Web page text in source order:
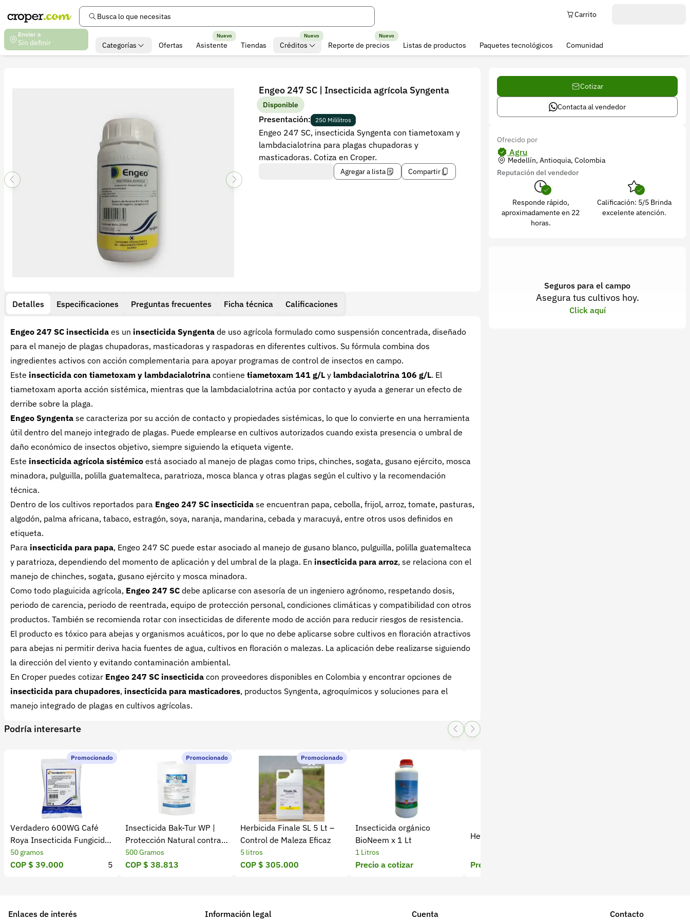
Busca lo que necesitas
Enviar a
Sin definir
Carrito
Categorías Ofertas Asistente
Nuevo
Tiendas Créditos
Nuevo
Reporte de precios
Nuevo
Listas de productos Paquetes tecnológicos Comunidad
Engeo 247 SC | Insecticida agrícola Syngenta
Disponible
Presentación: 250 Mililitros
Engeo 247 SC, insecticida Syngenta con tiametoxam y
lambdacialotrina para plagas chupadoras y
masticadoras. Cotiza en Croper.
Agregar a lista Compartir
Detalles Especificaciones Preguntas frecuentes Ficha técnica Calificaciones
Engeo 247 SC insecticida es un insecticida Syngenta de uso agrícola formulado como suspensión concentrada, diseñado
para el manejo de plagas chupadoras, masticadoras y raspadoras en diferentes cultivos. Su fórmula combina dos
ingredientes activos con acción complementaria para apoyar programas de control de insectos en campo.
Este insecticida con tiametoxam y lambdacialotrina contiene tiametoxam 141 g/L y lambdacialotrina 106 g/L. El
tiametoxam aporta acción sistémica, mientras que la lambdacialotrina actúa por contacto y ayuda a generar un efecto de
derribe sobre la plaga.
Engeo Syngenta se caracteriza por su acción de contacto y propiedades sistémicas, lo que lo convierte en una herramienta
útil dentro del manejo integrado de plagas. Puede emplearse en cultivos autorizados cuando exista presencia o umbral de
daño económico de insectos objetivo, siempre siguiendo la etiqueta vigente.
Este insecticida agrícola sistémico está asociado al manejo de plagas como trips, chinches, sogata, gusano ejército, mosca
minadora, pulguilla, polilla guatemalteca, paratrioza, mosca blanca y otras plagas según el cultivo y la recomendación
técnica.
Dentro de los cultivos reportados para Engeo 247 SC insecticida se encuentran papa, cebolla, frijol, arroz, tomate, pasturas,
algodón, palma africana, tabaco, estragón, soya, naranja, mandarina, cebada y maracuyá, entre otros usos definidos en
etiqueta.
Para insecticida para papa, Engeo 247 SC puede estar asociado al manejo de gusano blanco, pulguilla, polilla guatemalteca
y paratrioza, dependiendo del momento de aplicación y del umbral de la plaga. En insecticida para arroz, se relaciona con el
manejo de chinches, sogata, gusano ejército y mosca minadora.
Como todo plaguicida agrícola, Engeo 247 SC debe aplicarse con asesoría de un ingeniero agrónomo, respetando dosis,
periodo de carencia, periodo de reentrada, equipo de protección personal, condiciones climáticas y compatibilidad con otros
productos. También se recomienda rotar con insecticidas de diferente modo de acción para reducir riesgos de resistencia.
El producto es tóxico para abejas y organismos acuáticos, por lo que no debe aplicarse sobre cultivos en floración atractivos
para abejas ni permitir deriva hacia fuentes de agua, cultivos en floración o malezas. La aplicación debe realizarse siguiendo
la dirección del viento y evitando contaminación ambiental.
En Croper puedes cotizar Engeo 247 SC insecticida con proveedores disponibles en Colombia y encontrar opciones de
insecticida para chupadores, insecticida para masticadores, productos Syngenta, agroquímicos y soluciones para el
manejo integrado de plagas en cultivos agrícolas.
Podría interesarte
Promocionado
Verdadero 600WG Café
Roya Insecticida Fungicida
ICA
50 gramos
COP $ 39.000 5
Promocionado
Insecticida Bak-Tur WP |
Protección Natural contra
Insectos
500 Gramos
COP $ 38.813
Promocionado
Herbicida Finale SL 5 Lt –
Control de Maleza Eficaz
5 litros
COP $ 305.000
Insecticida orgánico
BioNeem x 1 Lt
1 Litros
Precio a cotizar
Herbicida Stopwest
Precio a cotizar
Cotizar
Contacta al vendedor
Ofrecido por
Agru
Medellín, Antioquia, Colombia
Reputación del vendedor
Responde rápido,
aproximadamente en 22
horas.
Calificación: 5/5 Brinda
excelente atención.
Seguros para el campo
Asegura tus cultivos hoy.
Click aquí
Enlaces de interés Información legal Cuenta Contacto